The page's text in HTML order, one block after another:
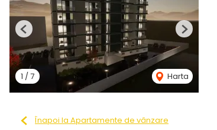
1 /7 Harta
Previous Next
Înapoi la Apartamente de vânzare